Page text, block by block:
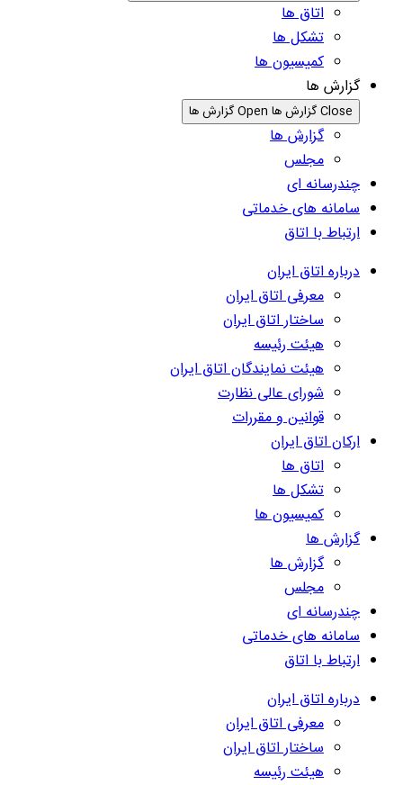
اتاق ها
تشکل ها
کمیسیون ها
گزارش ها
Close گزارش ها Open گزارش ها
گزارش ها
مجلس
چندرسانه ای
سامانه های خدماتی
ارتباط با اتاق
درباره اتاق ایران
معرفی اتاق ایران
ساختار اتاق ایران
هیئت رئیسه
هیئت نمایندگان اتاق ایران
شورای عالی نظارت
قوانین و مقررات
ارکان اتاق ایران
اتاق ها
تشکل ها
کمیسیون ها
گزارش ها
گزارش ها
مجلس
چندرسانه ای
سامانه های خدماتی
ارتباط با اتاق
درباره اتاق ایران
معرفی اتاق ایران
ساختار اتاق ایران
هیئت رئیسه